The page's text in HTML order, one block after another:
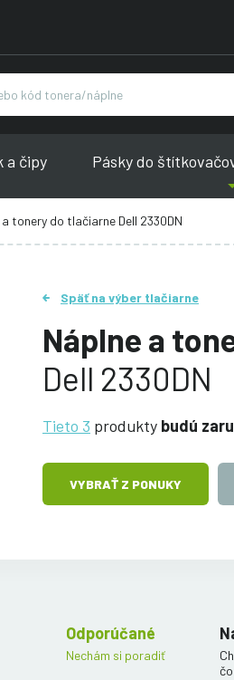
a čipy Pásky do
tonery do tlačiarne Dell 2330DN
Späť na výber tlačiarne
Náplne a
Dell 2330DN
Tieto 3 produkty budú
VYBRAŤ Z PONUKY
Odporúčané
Nechám si poradiť